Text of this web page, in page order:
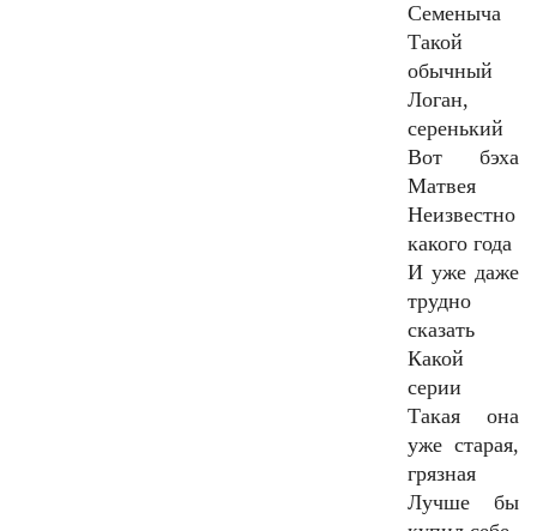
Семеныча
Такой
обычный
Логан,
серенький
Вот бэха
Матвея
Неизвестно
какого года
И уже даже
трудно
сказать
Какой
серии
Такая она
уже старая,
грязная
Лучше бы